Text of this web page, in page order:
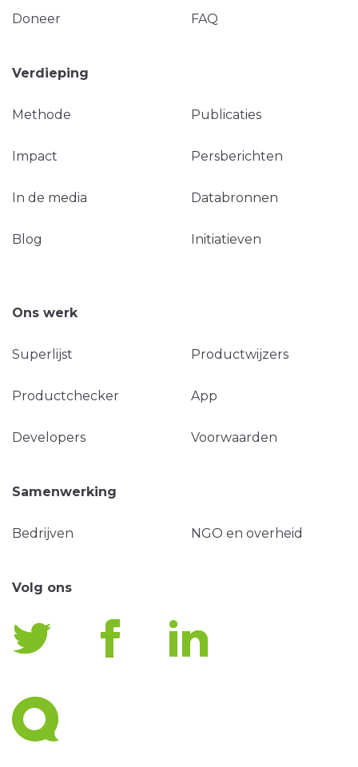
Doneer FAQ
Verdieping
Methode Publicaties
Impact Persberichten
In de media Databronnen
Blog Initiatieven
Ons werk
Superlijst Productwijzers
Productchecker App
Developers Voorwaarden
Samenwerking
Bedrijven NGO en overheid
Volg ons